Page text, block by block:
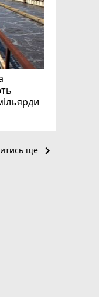
ще keyboard_arrow_right